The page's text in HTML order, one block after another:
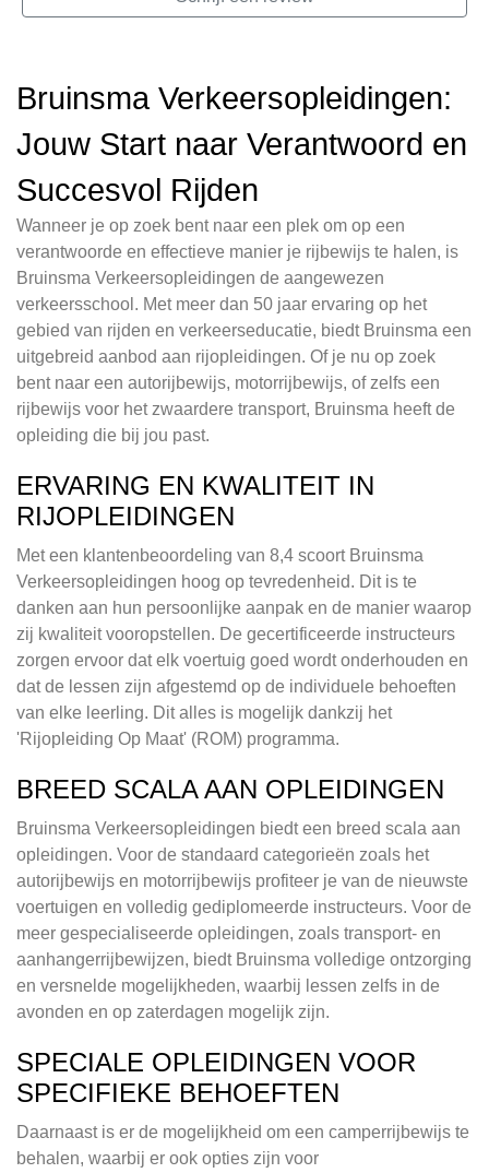
Bruinsma Verkeersopleidingen:
Jouw Start naar Verantwoord en
Succesvol Rijden
Wanneer je op zoek bent naar een plek om op een
verantwoorde en effectieve manier je rijbewijs te halen, is
Bruinsma Verkeersopleidingen de aangewezen
verkeersschool. Met meer dan 50 jaar ervaring op het
gebied van rijden en verkeerseducatie, biedt Bruinsma een
uitgebreid aanbod aan rijopleidingen. Of je nu op zoek
bent naar een autorijbewijs, motorrijbewijs, of zelfs een
rijbewijs voor het zwaardere transport, Bruinsma heeft de
opleiding die bij jou past.
ERVARING EN KWALITEIT IN
RIJOPLEIDINGEN
Met een klantenbeoordeling van 8,4 scoort Bruinsma
Verkeersopleidingen hoog op tevredenheid. Dit is te
danken aan hun persoonlijke aanpak en de manier waarop
zij kwaliteit vooropstellen. De gecertificeerde instructeurs
zorgen ervoor dat elk voertuig goed wordt onderhouden en
dat de lessen zijn afgestemd op de individuele behoeften
van elke leerling. Dit alles is mogelijk dankzij het
'Rijopleiding Op Maat' (ROM) programma.
BREED SCALA AAN OPLEIDINGEN
Bruinsma Verkeersopleidingen biedt een breed scala aan
opleidingen. Voor de standaard categorieën zoals het
autorijbewijs en motorrijbewijs profiteer je van de nieuwste
voertuigen en volledig gediplomeerde instructeurs. Voor de
meer gespecialiseerde opleidingen, zoals transport- en
aanhangerrijbewijzen, biedt Bruinsma volledige ontzorging
en versnelde mogelijkheden, waarbij lessen zelfs in de
avonden en op zaterdagen mogelijk zijn.
SPECIALE OPLEIDINGEN VOOR
SPECIFIEKE BEHOEFTEN
Daarnaast is er de mogelijkheid om een camperrijbewijs te
behalen, waarbij er ook opties zijn voor